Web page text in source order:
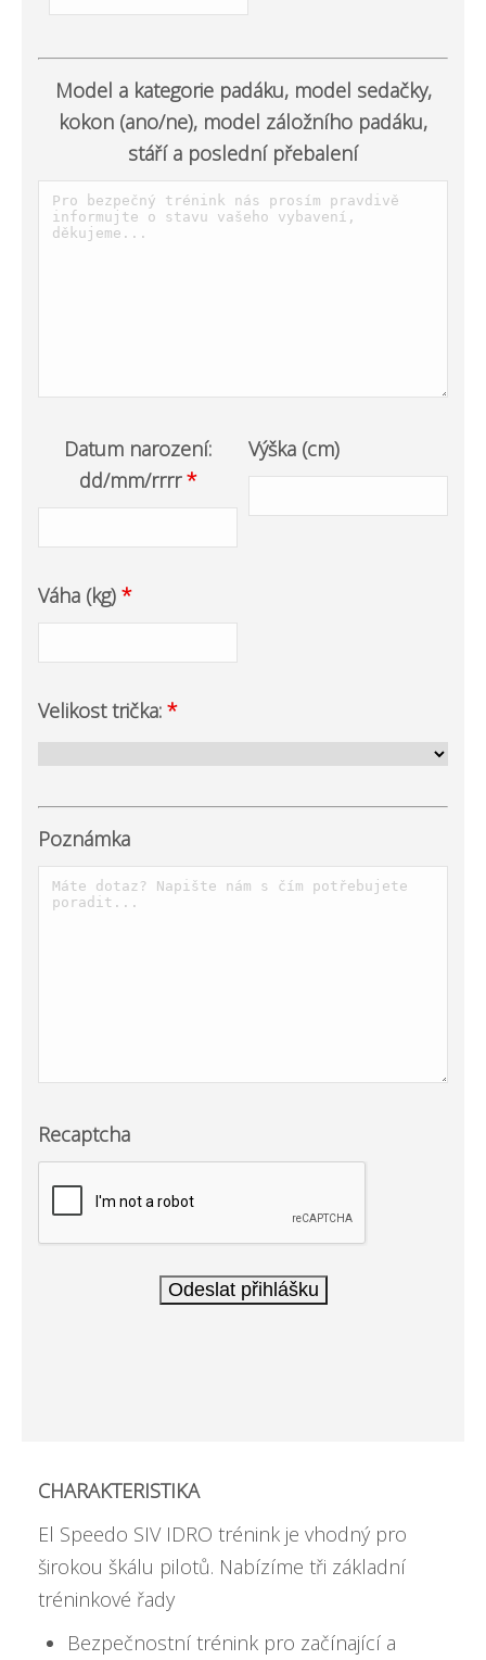
Model a kategorie padáku, model sedačky,
kokon (ano/ne), model záložního padáku,
stáří a poslední přebalení
Datum narození:
dd/mm/rrrr*
Výška (cm)
Váha (kg) *
Velikost trička: *
Poznámka
Recaptcha
CHARAKTERISTIKA
El Speedo SIV IDRO trénink je vhodný pro
širokou škálu pilotů. Nabízíme tři základní
tréninkové řady
Bezpečnostní trénink pro začínající a